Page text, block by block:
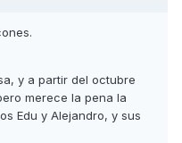
y a partir del octubre
merece la pena la
Edu y Alejandro, y sus